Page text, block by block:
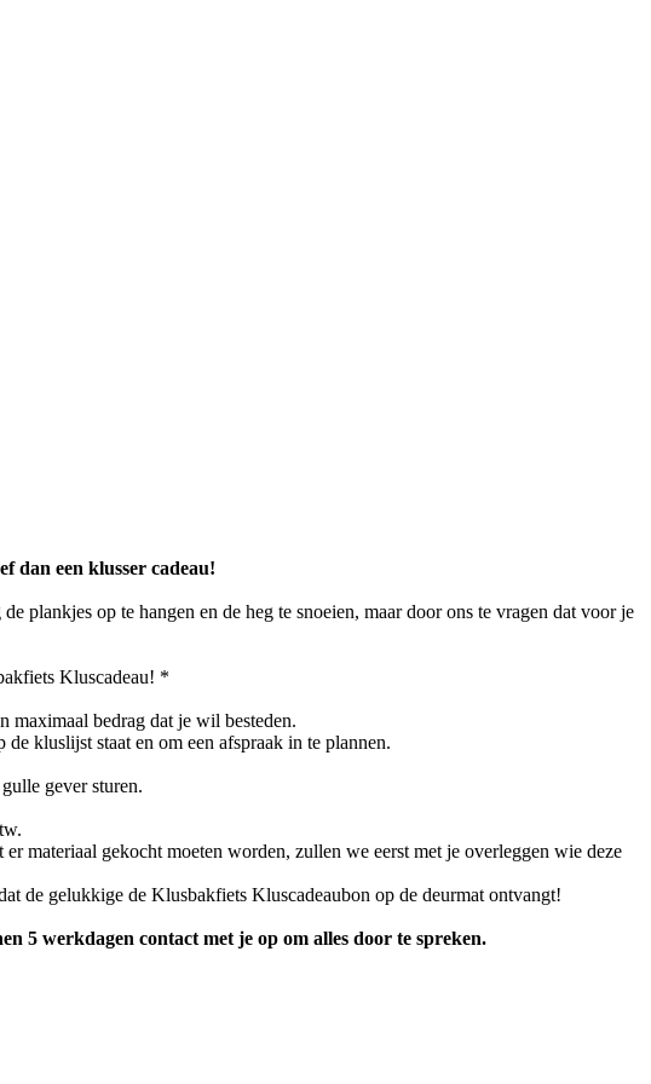
dan een klusser cadeau!
plankjes op te hangen en de heg te snoeien, maar door ons te vragen dat voor je
Kluscadeau! *
maximaal bedrag dat je wil besteden.
kluslijst staat en om een afspraak in te plannen.
gever sturen.
materiaal gekocht moeten worden, zullen we eerst met je overleggen wie deze
de gelukkige de Klusbakfiets Kluscadeaubon op de deurmat ontvangt!
5 werkdagen contact met je op om alles door te spreken.